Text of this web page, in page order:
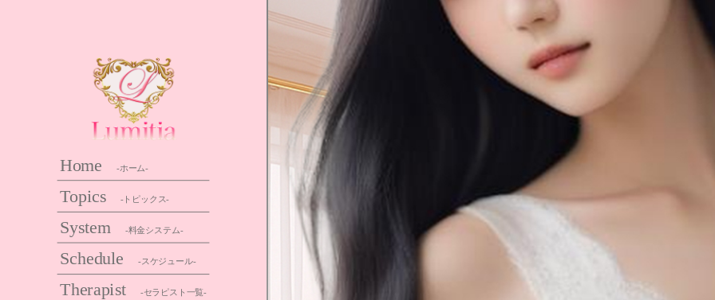
Home -ホーム-
Topics -トピックス-
System -料金システム-
Schedule -スケジュール-
Therapist -セラピスト一覧-